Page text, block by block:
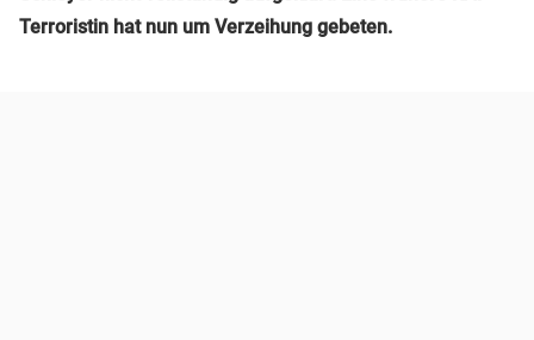
Terroristin hat nun um Verzeihung gebeten.